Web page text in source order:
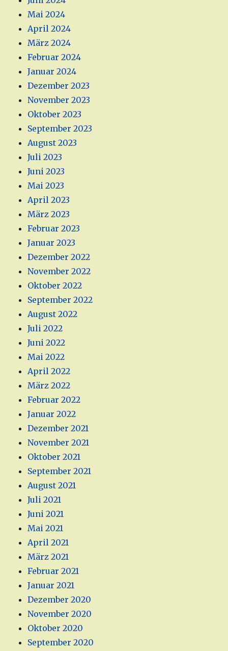
Mai 2024
April 2024
März 2024
Februar 2024
Januar 2024
Dezember 2023
November 2023
Oktober 2023
September 2023
August 2023
Juli 2023
Juni 2023
Mai 2023
April 2023
März 2023
Februar 2023
Januar 2023
Dezember 2022
November 2022
Oktober 2022
September 2022
August 2022
Juli 2022
Juni 2022
Mai 2022
April 2022
März 2022
Februar 2022
Januar 2022
Dezember 2021
November 2021
Oktober 2021
September 2021
August 2021
Juli 2021
Juni 2021
Mai 2021
April 2021
März 2021
Februar 2021
Januar 2021
Dezember 2020
November 2020
Oktober 2020
September 2020